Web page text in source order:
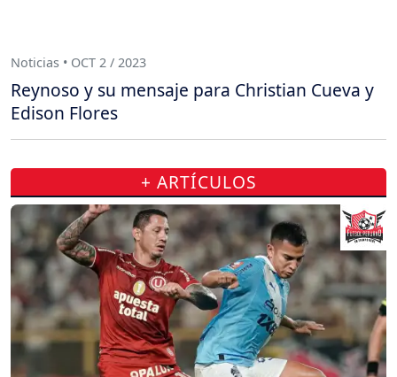
Noticias • OCT 2 / 2023
Reynoso y su mensaje para Christian Cueva y
Edison Flores
+ ARTÍCULOS